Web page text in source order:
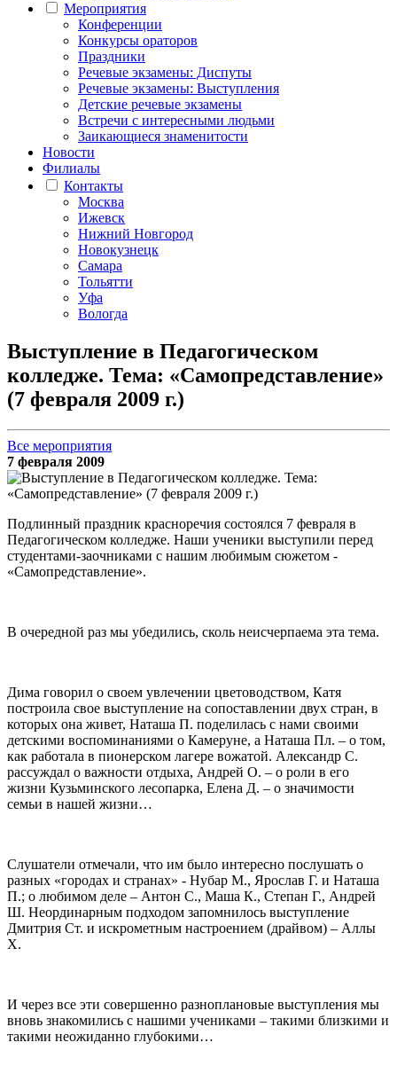
Мероприятия
Конференции
Конкурсы ораторов
Праздники
Речевые экзамены: Диспуты
Речевые экзамены: Выступления
Детские речевые экзамены
Встречи с интересными людьми
Заикающиеся знаменитости
Новости
Филиалы
Контакты
Москва
Ижевск
Нижний Новгород
Новокузнецк
Самара
Тольятти
Уфа
Вологда
Выступление в Педагогическом
колледже. Тема: «Самопредставление»
(7 февраля 2009 г.)
Все мероприятия
7 февраля 2009
Подлинный праздник красноречия состоялся 7 февраля в
Педагогическом колледже. Наши ученики выступили перед
студентами-заочниками с нашим любимым сюжетом -
«Самопредставление».
В очередной раз мы убедились, сколь неисчерпаема эта тема.
Дима говорил о своем увлечении цветоводством, Катя
построила свое выступление на сопоставлении двух стран, в
которых она живет, Наташа П. поделилась с нами своими
детскими воспоминаниями о Камеруне, а Наташа Пл. – о том,
как работала в пионерском лагере вожатой. Александр С.
рассуждал о важности отдыха, Андрей О. – о роли в его
жизни Кузьминского лесопарка, Елена Д. – о значимости
семьи в нашей жизни…
Слушатели отмечали, что им было интересно послушать о
разных «городах и странах» - Нубар М., Ярослав Г. и Наташа
П.; о любимом деле – Антон С., Маша К., Степан Г., Андрей
Ш. Неординарным подходом запомнилось выступление
Дмитрия Ст. и искрометным настроением (драйвом) – Аллы
Х.
И через все эти совершенно разноплановые выступления мы
вновь знакомились с нашими учениками – такими близкими и
такими неожиданно глубокими…